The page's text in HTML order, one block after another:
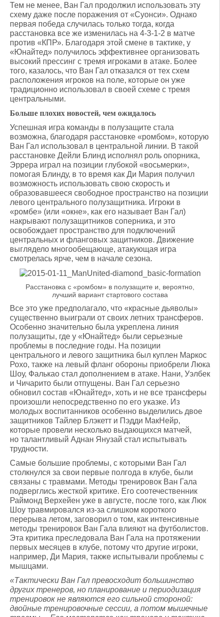
Тем не менее, Ван Гал продолжил использовать эту
схему даже после поражения от «Суонси». Однако
первая победа случилась только тогда, когда
расстановка все же изменилась на 4-3-1-2 в матче
против «КПР». Благодаря этой смене в тактике, у
«Юнайтед» получилось эффективнее организовать
высокий прессинг с тремя игроками в атаке. Более
того, казалось, что Ван Гал отказался от тех схем
расположения игроков на поле, которые он уже
традиционно использовал в своей схеме с тремя
центральными.
Больше плохих новостей, чем ожидалось
Успешная игра команды в полузащите стала
возможна, благодаря расстановке «ромбом», которую
Ван Гал использовал в центральной линии. В такой
расстановке Дейли Блинд исполнял роль опорника,
Эррера играл на позиции глубокой «восьмерки»,
помогая Блинду, в то время как Ди Мария получил
возможность использовать свою скорость и
образовавшееся свободное пространство на позиции
левого центрального полузащитника. Игроки в
«ромбе» (или «окне», как его называет Ван Гал)
накрывают полузащитников соперника, и это
освобождает пространство для подключений
центральных и фланговых защитников. Движение
выглядело многообещающе, атакующая игра
смотрелась ярче, чем в начале сезона.
Расстановка с «ромбом» в полузащите и, вероятно,
лучший вариант стартового состава
Все это уже предполагало, что «красные дьяволы»
существенно выиграли от своих летних трансферов.
Особенно значительно была укреплена линия
полузащиты, где у «Юнайтед» были серьезные
проблемы в последние годы. На позиции
центрального и левого защитника был куплен Маркос
Рохо, также на левый фланг обороны приобрели Люка
Шоу, Фалькао стал дополнением в атаке. Нани, Уэлбек
и Чичарито были отпущены. Ван Гал серьезно
обновил состав «Юнайтед», хоть и не все трансферы
произошли непосредственно по его указке. Из
молодых воспитанников особенно выделились двое
защитников Тайлер Блэкетт и Пэдди МакНейр,
которые провели несколько выдающихся матчей,
но талантливый Аднан Янузай стал испытывать
трудности.
Самые большие проблемы, с которыми Ван Гал
столкнулся за свои первые полгода в клубе, были
связаны с травмами. Методы тренировок Ван Гала
подверглись жесткой критике. Его соотечественник
Раймонд Верхейен уже в августе, после того, как Люк
Шоу травмировался из-за слишком короткого
перерыва летом, заговорил о том, как интенсивные
методы тренировок Ван Гала влияют на футболистов.
Эта критика преследовала Ван Гала на протяжении
первых месяцев в клубе, потому что другие игроки,
например, Ди Мария, также испытывали проблемы с
мышцами.
«Тактически Ван Гал превосходит большинство
других тренеров, но планирование и периодизация
тренировок не являются его сильной стороной:
двойные тренировочные сессии, а потом мышечные